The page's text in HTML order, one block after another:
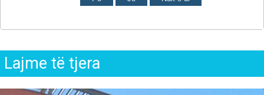
Lajme të tjera